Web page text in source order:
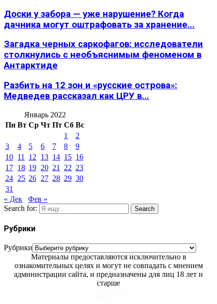
Доски у забора — уже нарушение? Когда
дачника могут оштрафовать за хранение...
Загадка черных саркофагов: исследователи
столкнулись с необъяснимым феноменом в
Антарктиде
Разбить на 12 зон и «русские острова»:
Медведев рассказал как ЦРУ в...
Январь 2022
Пн Вт Ср Чт Пт Сб Вс
1
2
3
4 5 6 7 8
9
10 11 12 13 14 15 16
17 18 19 20 21 22 23
24 25 26 27 28 29 30
31
« Дек
Фев »
Search for:
Search
Рубрики
Рубрики
Материалы предоставляются исключительно в
ознакомительных целях и могут не совпадать с мнением
администрации сайта, и предназначены для лиц 18 лет и
старше